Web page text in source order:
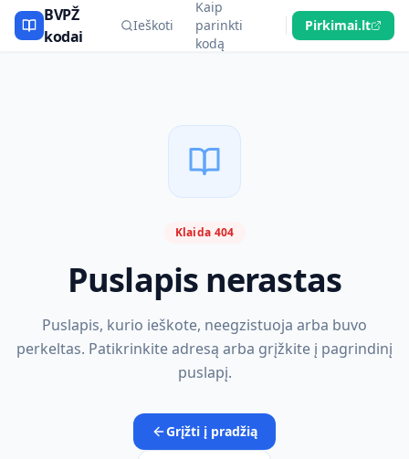
BVPŽ
kodai
Ieškoti
Kaip
parinkti
kodą
Pirkimai.lt
Klaida 404
Puslapis nerastas
Puslapis, kurio ieškote, neegzistuoja arba buvo
perkeltas. Patikrinkite adresą arba grįžkite į pagrindinį
puslapį.
Grįžti į pradžią